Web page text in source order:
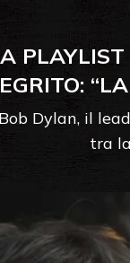
Dylan, il
tra